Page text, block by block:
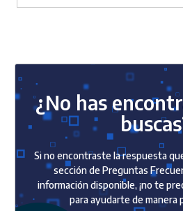
¿No has
Si no encontraste la respuesta
sección de Preguntas
información disponible, ¡no te
para ayudarte de manera